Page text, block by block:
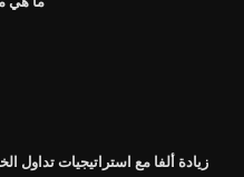
زيادة ألفا مع استراتيجيات تداول